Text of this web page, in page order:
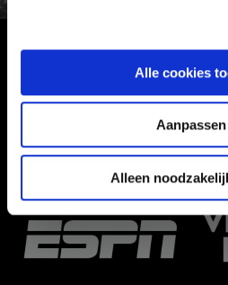
Alle cookies
Aanpassen
Alleen
HOOFDSPONSOR